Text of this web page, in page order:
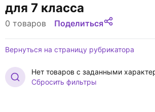
для 7 класса
0 товаров Поделиться
Вернуться на страницу рубрикатора
Нет товаров с заданными
Сбросить фильтры